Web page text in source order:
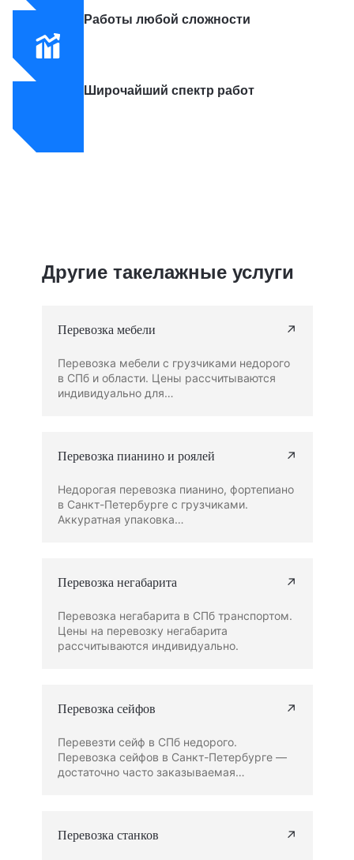
Работы любой сложности
Широчайший спектр работ
Другие такелажные услуги
Перевозка мебели ↗
Перевозка мебели с грузчиками недорого
в СПб и области. Цены рассчитываются
индивидуально для…
Перевозка пианино и роялей ↗
Недорогая перевозка пианино, фортепиано
в Санкт-Петербурге с грузчиками.
Аккуратная упаковка…
Перевозка негабарита ↗
Перевозка негабарита в СПб транспортом.
Цены на перевозку негабарита
рассчитываются индивидуально.
Перевозка сейфов ↗
Перевезти сейф в СПб недорого.
Перевозка сейфов в Санкт-Петербурге —
достаточно часто заказываемая…
Перевозка станков ↗